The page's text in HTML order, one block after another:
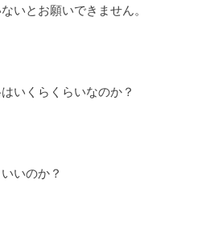
いとお願いできません。
いくらくらいなのか？
いのか？